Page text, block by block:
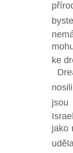
ke
jsou
jako